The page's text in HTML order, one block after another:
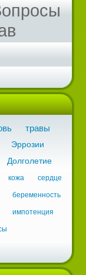
травы
Эррозии
Долголетие
кожа сердце
беременность
импотенция